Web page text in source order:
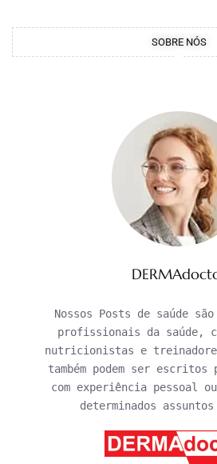
SOBRE NÓS
Nossos Posts de saúde
profissionais da saúde,
nutricionistas e
também podem ser
com experiência pessoal
determinados